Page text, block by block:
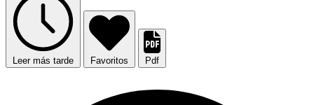
Leer más tarde Favoritos Pdf